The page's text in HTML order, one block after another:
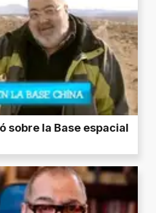
sobre la Base espacial